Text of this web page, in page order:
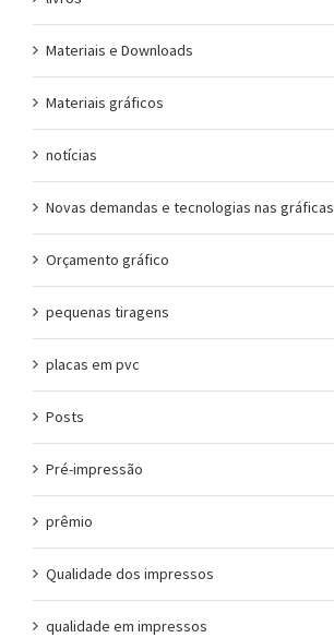
Materiais e Downloads
Materiais gráficos
notícias
Novas demandas e tecnologias nas gráficas
Orçamento gráfico
pequenas tiragens
placas em pvc
Posts
Pré-impressão
prêmio
Qualidade dos impressos
qualidade em impressos